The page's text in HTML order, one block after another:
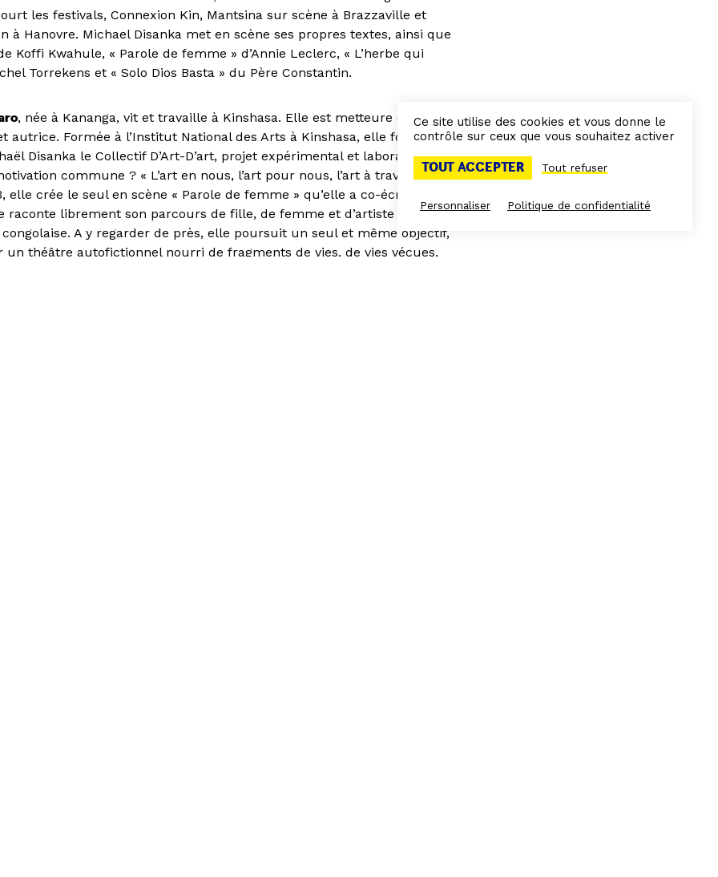
les festivals, Connexion Kin, Mantsina sur scène à Brazzaville et
à Hanovre. Michael Disanka met en scène ses propres textes, ainsi que
Koffi Kwahule, « Parole de femme » d’Annie Leclerc, « L’herbe qui
Torrekens et « Solo Dios Basta » du Père Constantin.
, née à Kananga, vit et travaille à Kinshasa. Elle est metteure en
autrice. Formée à l’Institut National des Arts à Kinshasa, elle fonde et
Disanka le Collectif D’Art-D’art, projet expérimental et laboratoire de
commune ? « L’art en nous, l’art pour nous, l’art à travers
elle crée le seul en scène « Parole de femme » qu’elle a co-écrit et
raconte librement son parcours de fille, de femme et d’artiste femme
A y regarder de près, elle poursuit un seul et même objectif,
un théâtre autofictionnel nourri de fragments de vies, de vies vécues,
Ce site utilise des cookies et vous donne le
contrôle sur ceux que vous souhaitez activer
TOUT ACCEPTER Tout refuser
Personnaliser Politique de confidentialité